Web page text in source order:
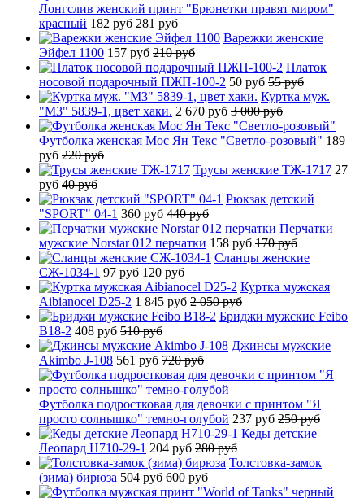
Лонгслив женский принт "Брюнетки правят миром"
красный 182 руб 281 руб
Варежки женские
Эйфел 1100 157 руб 210 руб
Платок
носовой подарочный ПЖП-100-2 50 руб 55 руб
Куртка муж.
"М3" 5839-1, цвет хаки. 2 670 руб 3 000 руб
Футболка женская Мос Ян Текс "Светло-розовый" 189
руб 220 руб
Трусы женские ТЖ-1717 27
руб 40 руб
Рюкзак детский
"SPORT" 04-1 360 руб 440 руб
Перчатки
мужские Norstar 012 перчатки 158 руб 170 руб
Сланцы женские
СЖ-1034-1 97 руб 120 руб
Куртка мужская
Aibianocel D25-2 1 845 руб 2 050 руб
Бриджи мужские Feibo
B18-2 408 руб 510 руб
Джинсы мужские
Akimbo J-108 561 руб 720 руб
Футболка подростковая для девочки с принтом "Я
просто солнышко" темно-голубой 237 руб 250 руб
Кеды детские
Леопард H710-29-1 204 руб 280 руб
Толстовка-замок
(зима) бирюза 504 руб 600 руб